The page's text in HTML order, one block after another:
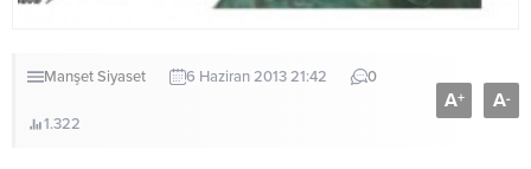
ManşetSiyaset 6 Haziran 2013 21:42 0
1.322
A+ A-